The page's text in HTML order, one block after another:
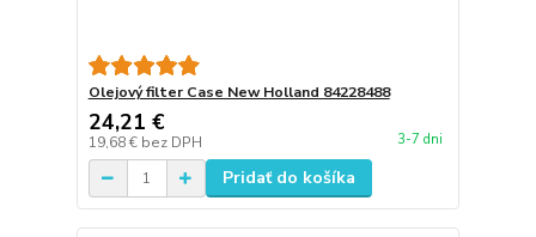
Olejový filter Case New Holland 84228488
24,21 €
19,68 € bez DPH 3-7 dni
Pridať do košíka